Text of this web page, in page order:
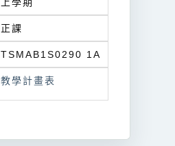
正課
TSMAB1S0290 1A
教學計畫表